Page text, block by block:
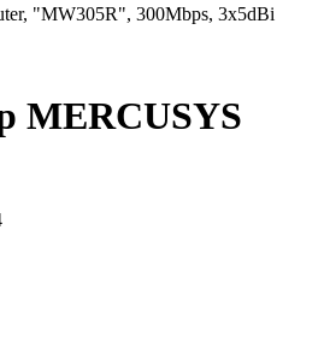
"MW305R", 300Mbps, 3x5dBi
MERCUSYS